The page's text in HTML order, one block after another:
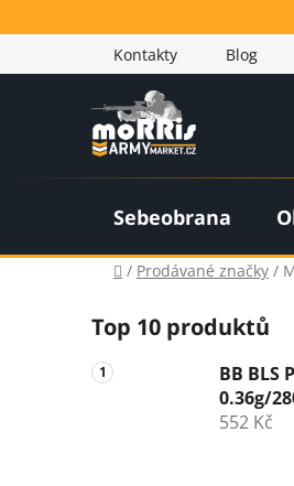
na
Kontakty
Blog
Sebeobrana
Domů
/ Prodávané značky /
o
s
t
Top 10 produktů
BB BLS
0.36g/
552 Kč